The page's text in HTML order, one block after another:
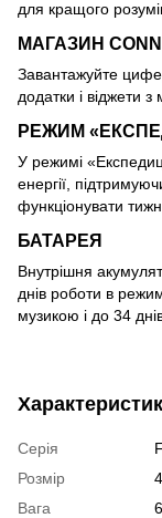
для кращого
МАГАЗИН
Завантажуйте
додатки і віджети
РЕЖИМ
У режимі
енергії,
функціонувати
БАТАРЕЯ
Внутрішня
днів роботи в
музикою і до 34
Серія
Розмір
Вага